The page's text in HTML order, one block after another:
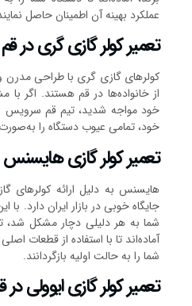
عملکرد بهینه آن اطمینان حاصل
تعمیر کولر گازی‌ گری در قم
کولرهای گازی‌ گری با طراحی مدرن
از خانواده‌ها در قم هستند. اگر با
خود مواجه شدید، تیم قم سرویس
خود، تمامی عیوب دستگاه را
تعمیر کولر گازی هایسنس
هایسنس به دلیل ارائه کولرهای
جایگاه خوبی در بازار ایران دارد.
شما به هر دلیلی دچار مشکل
آماده‌اند تا با استفاده از قطعات
شما را به حالت اولیه بازگردانند.
تعمیر کولر گازی ایوولی در